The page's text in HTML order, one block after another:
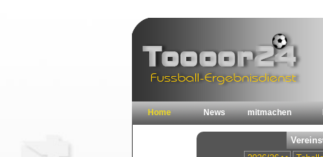
Home News mitmachen